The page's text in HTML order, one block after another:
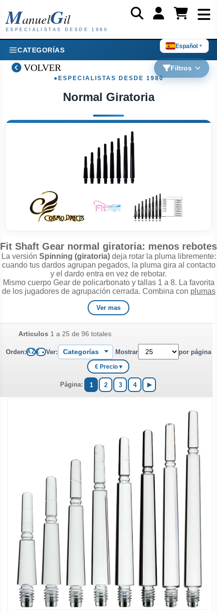
Español ▼
ManuelGil
ESPECIALISTAS DESDE 1980
CATEGORÍAS
VOLVER Filtros
Normal Giratoria
Fit Shaft Gear normal giratoria: menos rebotes
La versión Spinning (giratoria)deja rotar la pluma libremente:
cuando tus dardos agrupan pegados, la pluma gira al contacto
y el dardo entra en vez de rebotar.
Mismo cuerpo Gear de policarbonato y tallas 1 a 8. La favorita
de los jugadores de agrupación cerrada. Combina con plumas
. Más de 40 años vendiendo dardos nos avalan: en
ManuelGil encontrarás stock real y consejo de tienda
especialista desde 1980.
¿Dudas eligiendo? Llámanos al963 661 098, escríbenos a
manuelgil@manuelgil.como por WhatsApp al
Ver mas
Articulos 1 a 25 de 96 totales
Orden:A Z € ▲ Ver: Mostrar por página
€ Precio ▾
Página: 1 2 3 4 ▶